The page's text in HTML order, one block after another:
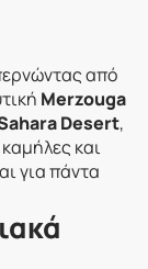
από
Merzouga
Desert,
και
για πάντα